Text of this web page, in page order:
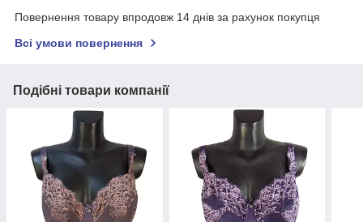
Повернення товару впродовж 14 днів за рахунок покупця
Всі умови повернення
Подібні товари компанії